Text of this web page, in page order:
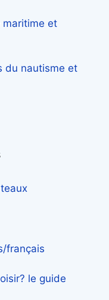
et
du nautisme et
français
le guide